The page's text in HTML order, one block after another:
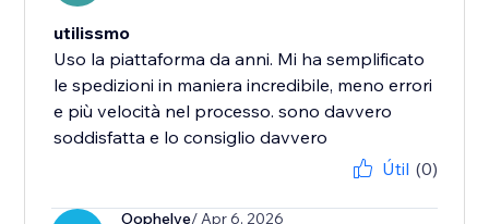
utilissmo
Uso la piattaforma da anni. Mi ha semplificato
le spedizioni in maniera incredibile, meno errori
e più velocità nel processo. sono davvero
soddisfatta e lo consiglio davvero
Útil (0)
Oophelye/ Apr 6, 2026